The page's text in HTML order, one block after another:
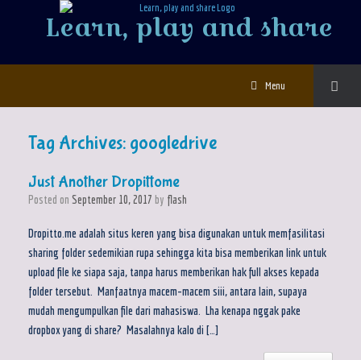
Learn, play and share
Menu
Tag Archives: googledrive
Just Another Dropittome
Posted on September 10, 2017 by flash
Dropitto.me adalah situs keren yang bisa digunakan untuk memfasilitasi
sharing folder sedemikian rupa sehingga kita bisa memberikan link untuk
upload file ke siapa saja, tanpa harus memberikan hak full akses kepada
folder tersebut. Manfaatnya macem-macem siii, antara lain, supaya
mudah mengumpulkan file dari mahasiswa. Lha kenapa nggak pake
dropbox yang di share? Masalahnya kalo di […]